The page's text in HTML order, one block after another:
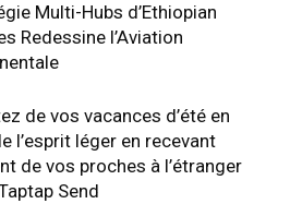
Multi-Hubs d’Ethiopian
Redessine l’Aviation
de vos vacances d’été en
l’esprit léger en recevant
de vos proches à l’étranger
Send